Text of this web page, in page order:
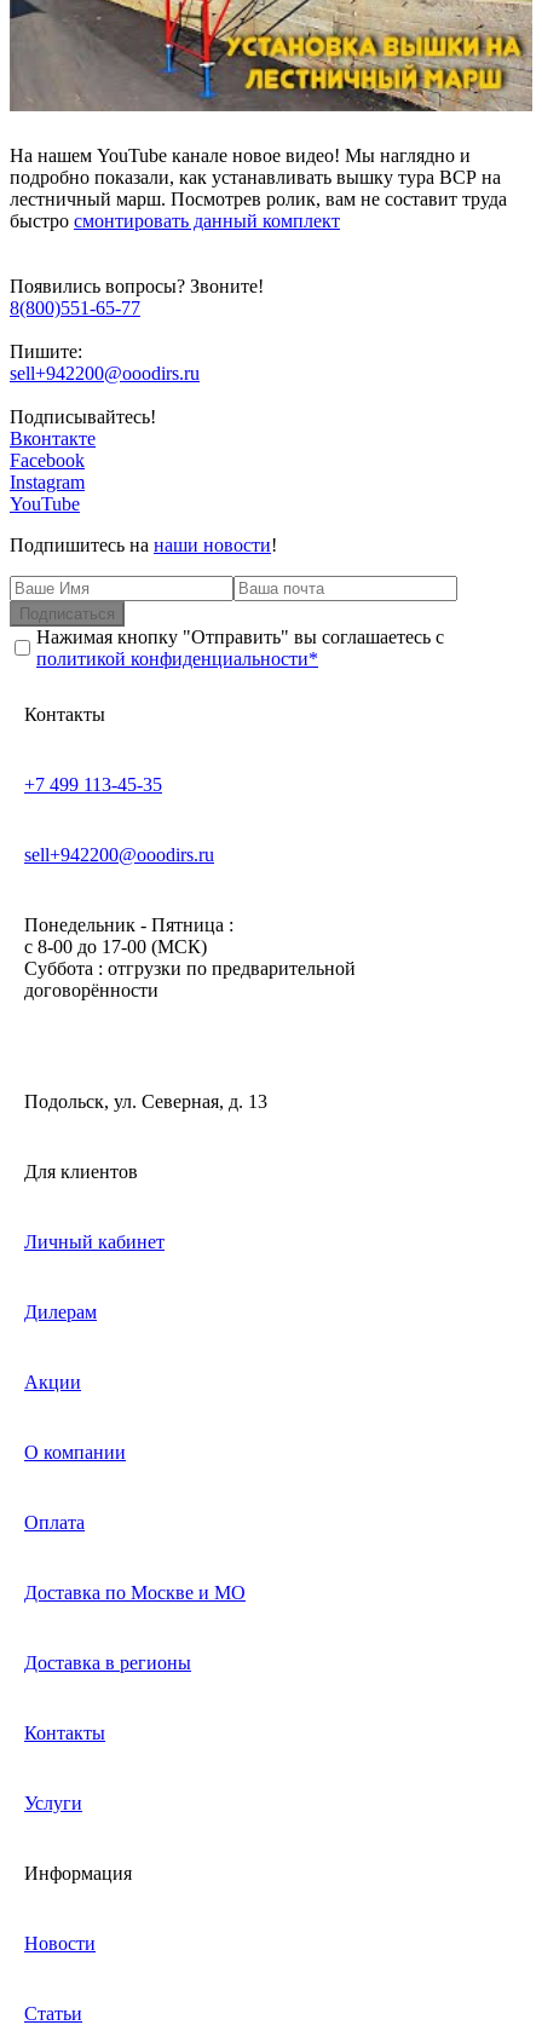
На нашем YouTube канале новое видео! Мы наглядно и
подробно показали, как устанавливать вышку тура ВСР на
лестничный марш. Посмотрев ролик, вам не составит труда
быстро смонтировать данный комплект
Появились вопросы? Звоните!
8(800)551-65-77
Пишите:
sell+942200@ooodirs.ru
Подписывайтесь!
Вконтакте
Facebook
Instagram
YouTube
Подпишитесь на наши новости!
Подписаться
Нажимая кнопку "Отправить" вы соглашаетесь с
политикой конфиденциальности*
Контакты
+7 499 113-45-35
sell+942200@ooodirs.ru
Понедельник - Пятница :
c 8-00 до 17-00 (МСК)
Суббота : отгрузки по предварительной
договорённости
Подольск, ул. Северная, д. 13
Для клиентов
Личный кабинет
Дилерам
Акции
О компании
Оплата
Доставка по Москве и МО
Доставка в регионы
Контакты
Услуги
Информация
Новости
Статьи